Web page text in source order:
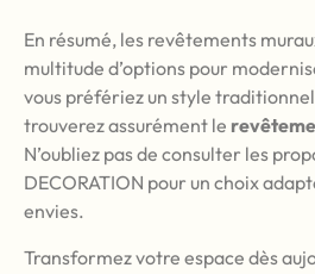
En résumé, les revêtements
multitude d’options pour
vous préfériez un style
trouverez assurément le
N’oubliez pas de consulter les
DECORATION pour un choix
envies.
Transformez votre espace dès